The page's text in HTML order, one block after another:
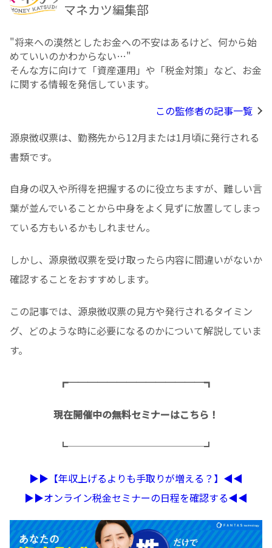
マネカツ編集部
"将来への漠然としたお⾦への不安はあるけど、何から始
めていいのかわからない…"
そんな方に向けて「資産運用」や「税金対策」など、お金
に関する情報を発信しています。
この監修者の記事一覧
源泉徴収票は、勤務先から12月または1月頃に発行される
書類です。
自身の収入や所得を把握するのに役立ちますが、難しい言
葉が並んでいることから中身をよく見ずに放置してしまっ
ている方もいるかもしれません。
しかし、源泉徴収票を受け取ったら内容に間違いがないか
確認することをおすすめします。
この記事では、源泉徴収票の見方や発行されるタイミン
グ、どのような時に必要になるのかについて解説していま
す。
┏──────────────┓
現在開催中の無料セミナーはこちら！
┗──────────────┛
▶︎▶︎【年収上げるよりも手取りが増える？】◀︎◀︎
▶︎▶︎オンライン税金セミナーの日程を確認する◀︎◀︎